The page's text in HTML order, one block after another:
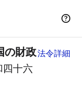
の財政
十六
法令詳細